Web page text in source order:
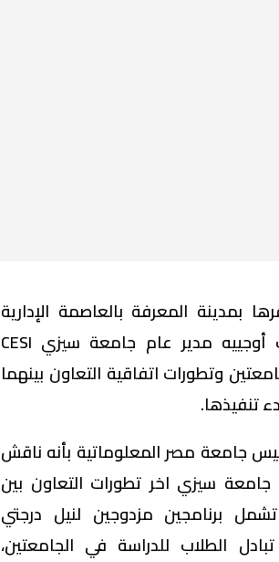
بمدينة المعرفة بالعاصمة الإدارية
الجديدة وفد فرنسي برئاسة جان مارك أوجييه مدير عام جامعة سيزي CESI
وتطورات اتفاقية التعاون بينهما
تنفيذها.
جامعة مصر المعلوماتية بأنه ناقش
سيزي اخر تطورات التعاون بين
تشمل برنامجين مزدوجين لنيل درجتي
الطلاب للدراسة في الجامعتين،